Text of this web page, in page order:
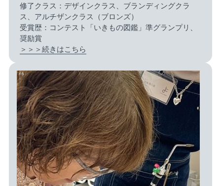
修了クラス：デザインクラス、ブランディングクラ
ス、アルチザンクラス（ブロンズ）
受賞歴：コンテスト「いきもの図鑑」準グランプリ、
奨励賞
＞＞＞続きはこちら